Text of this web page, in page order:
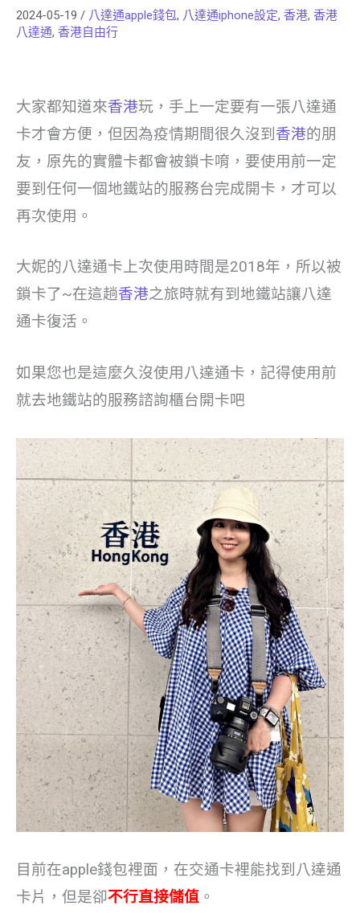
2024-05-19 / 八達通apple錢包, 八達通iphone設定, 香港, 香港
八達通, 香港自由行
大家都知道來香港玩，手上一定要有一張八達通
卡才會方便，但因為疫情期間很久沒到 香港的朋
友，原先的實體卡都會被鎖卡唷，要使用前一定
要到任何一個地鐵站的服務台完成開卡，才可以
再次使用。
大妮的八達通卡上次使用時間是2018年，所以被
鎖卡了~在這趟香港之旅時就有到地鐵站讓八達
通卡復活。
如果您也是這麼久沒使用八達通卡，記得使用前
就去地鐵站的服務諮詢櫃台開卡吧
目前在apple錢包裡面，在交通卡裡能找到八達通
卡片，但是卻不行直接儲值 。